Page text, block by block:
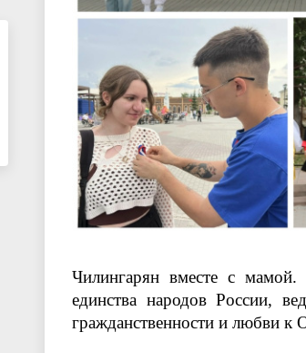
Чилингарян вместе с мамой.
единства народов России,
гражданственности и любви к